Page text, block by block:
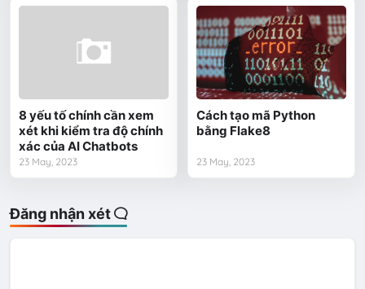
8 yếu tố chính cần xem
xét khi kiểm tra độ chính
xác của AI Chatbots
23 May, 2023
Cách tạo mã Python
bằng Flake8
23 May, 2023
Đăng nhận xét